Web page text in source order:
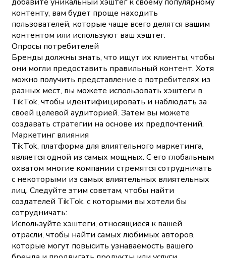
контенту, вам будет проще находить
пользователей, которые чаще всего делятся вашим
контентом или используют ваш хэштег.
Опросы потребителей
Бренды должны знать, что ищут их клиенты, чтобы
они могли предоставить правильный контент. Хотя
можно получить представление о потребителях из
разных мест, вы можете использовать хэштеги в
TikTok, чтобы идентифицировать и наблюдать за
своей целевой аудиторией. Затем вы можете
создавать стратегии на основе их предпочтений.
Маркетинг влияния
TikTok, платформа для влиятельного маркетинга,
является одной из самых мощных. С его глобальным
охватом многие компании стремятся сотрудничать
с некоторыми из самых влиятельных влиятельных
лиц. Следуйте этим советам, чтобы найти
создателей TikTok, с которыми вы хотели бы
сотрудничать:
Используйте хэштеги, относящиеся к вашей
отрасли, чтобы найти самых любимых авторов,
которые могут повысить узнаваемость вашего